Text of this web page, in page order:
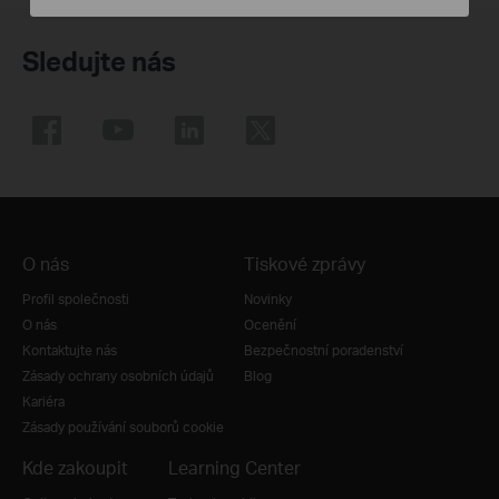
Sledujte nás
O nás
Profil společnosti
O nás
Kontaktujte nás
Zásady ochrany osobních údajů
Kariéra
Zásady používání souborů cookie
Tiskové zprávy
Novinky
Ocenění
Bezpečnostní poradenství
Blog
Kde zakoupit Learning Center